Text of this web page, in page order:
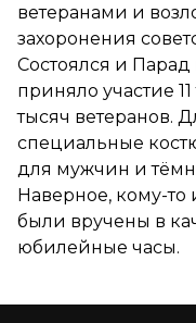
ветеранами и
захоронения
Состоялся и
приняло участие
тысяч ветеранов.
специальные
для мужчин и
Наверное, кому-то
были вручены в
юбилейные часы.